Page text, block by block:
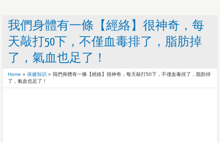
我們身體有一條【經絡】很神奇，每
天敲打50下，不僅血毒排了，脂肪掉
了，氣血也足了！
Home » 保健知识 » 我們身體有一條【經絡】很神奇，每天敲打50下，不僅血毒排了，脂肪掉
了，氣血也足了！